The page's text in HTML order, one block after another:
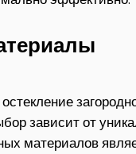
зависит от
материалов